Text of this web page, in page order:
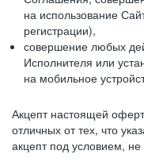
на использование
регистрации),
совершение любых
Исполнителя или
на мобильное
Акцепт настоящей
отличных от тех, что
акцепт под условием, не